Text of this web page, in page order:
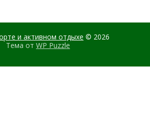
и активном отдыхе © 2026
Тема от WP Puzzle